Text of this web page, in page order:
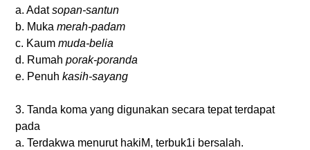
a. Adatsopan-santun
b. Muka merah-padam
c. Kaum muda-belia
d. Rumah porak-poranda
e. Penuh kasih-sayang
3. Tanda koma yang digunakan secara tepat terdapat
pada
a. Terdakwa menurut hakiM, terbuk1i bersalah.